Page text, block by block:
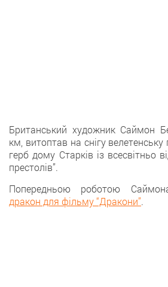
Британський художник Саймон
км, витоптав на снігу
герб дому Старків із всесвітньо
престолів”.
Попередньою роботою
дракон для фільму “Дракони”.